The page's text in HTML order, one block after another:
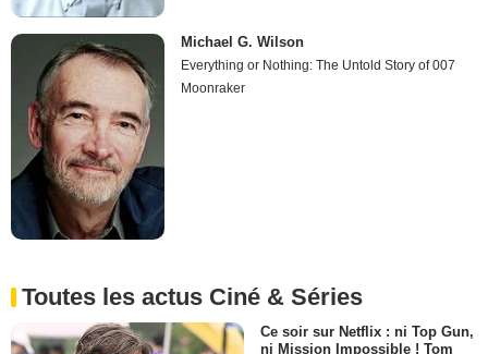
Michael G. Wilson
Everything or Nothing: The Untold Story of 007
Moonraker
Toutes les actus Ciné & Séries
Ce soir sur Netflix : ni Top Gun,
ni Mission Impossible ! Tom